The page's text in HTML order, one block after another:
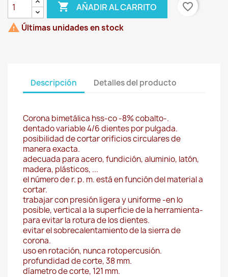
 AÑADIR AL CARRITO
favorite_border
 Últimas unidades en stock
Descripción Detalles del producto
Corona bimetálica hss-co -8% cobalto-.
dentado variable 4/6 dientes por pulgada.
posibilidad de cortar orificios circulares de
manera exacta.
adecuada para acero, fundición, aluminio, latón,
madera, plásticos, ...
el número de r. p. m. está en función del material a
cortar.
trabajar con presión ligera y uniforme -en lo
posible, vertical a la superficie de la herramienta-
para evitar la rotura de los dientes.
evitar el sobrecalentamiento de la sierra de
corona.
uso en rotación, nunca rotopercusión.
profundidad de corte, 38 mm.
díametro de corte, 121 mm.